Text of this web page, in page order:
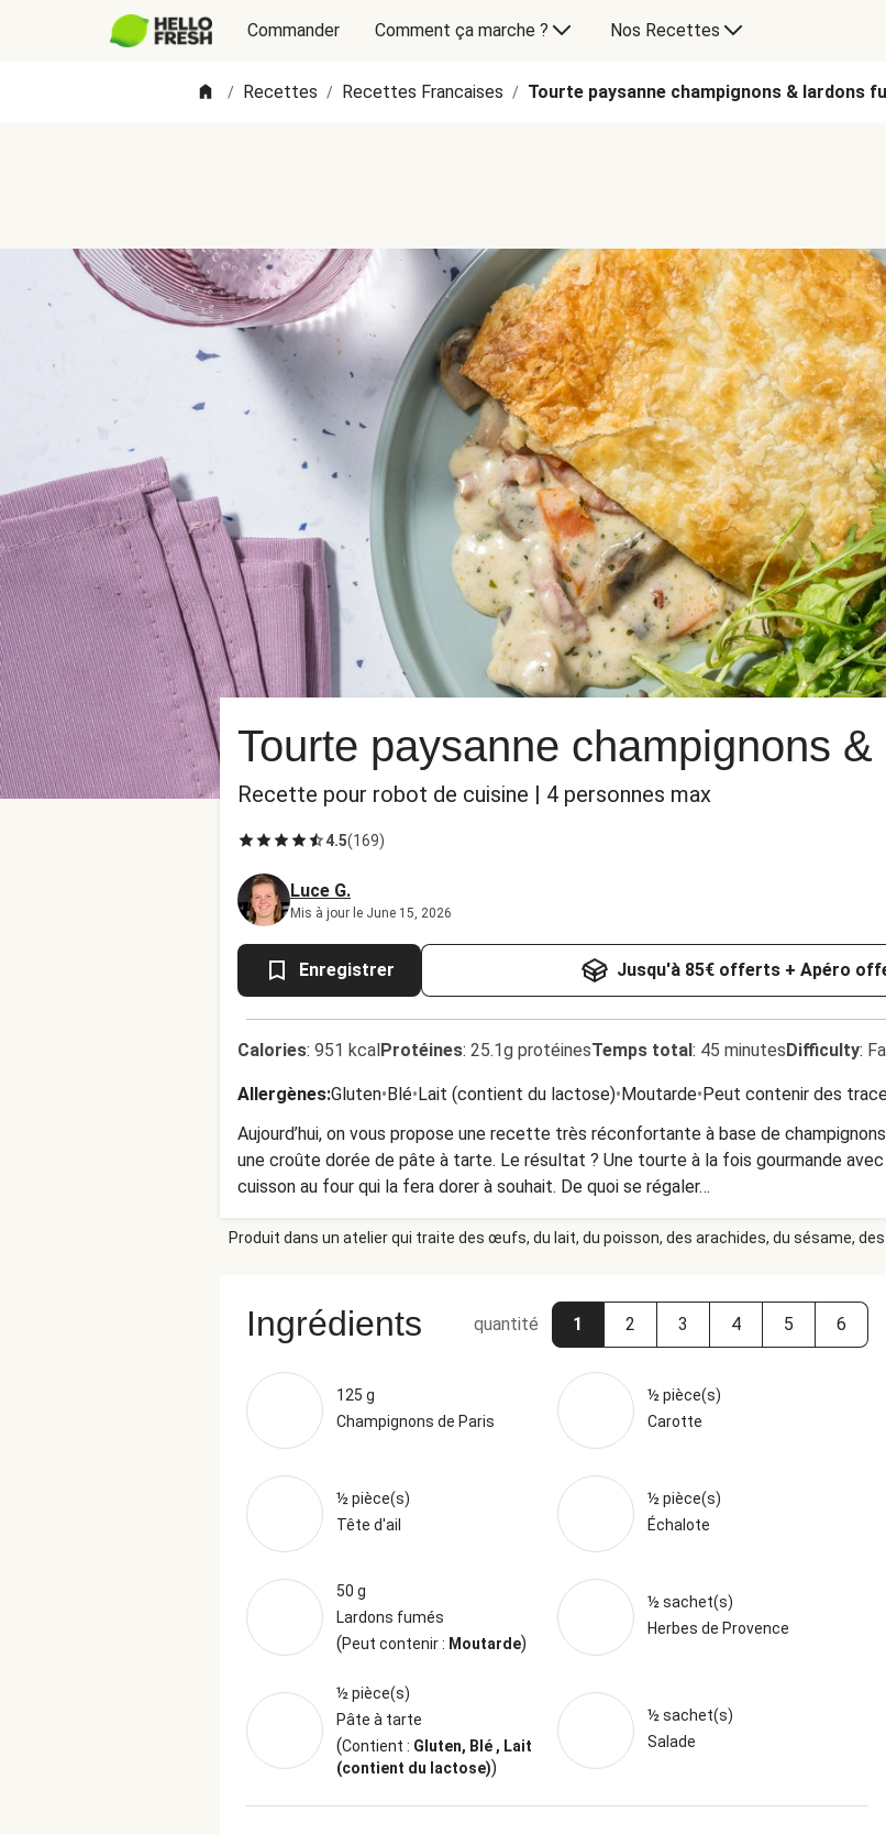
Commander Comment ça marche ? Nos Recettes
/ Recettes / Recettes Francaises / Tourte paysanne champignons & lardons
Tourte paysanne champignons
Recette pour robot de cuisine | 4 personnes max
4.5(169)
Luce G.
Mis à jour le June 15, 2026
Enregistrer Jusqu'à 85€ offerts + Apéro
Calories: 951 kcalProtéines: 25.1g protéinesTemps total: 45 minutesDifficulty:
Allergènes:Gluten•Blé•Lait (contient du lactose)•Moutarde•Peut contenir des
Aujourd’hui, on vous propose une recette très réconfortante à base de
une croûte dorée de pâte à tarte. Le résultat ? Une tourte à la fois gourmande
cuisson au four qui la fera dorer à souhait. De quoi se régaler…
Produit dans un atelier qui traite des œufs, du lait, du poisson, des arachides, du sésame,
Ingrédients quantité 1 2 3 4 5 6
125 g
Champignons de Paris
½ pièce(s)
Carotte
½ pièce(s)
Tête d'ail
½ pièce(s)
Échalote
50 g
Lardons fumés
(Peut contenir : Moutarde)
½ sachet(s)
Herbes de Provence
½ pièce(s)
Pâte à tarte
(Contient : Gluten, Blé , Lait
(contient du lactose))
½ sachet(s)
Salade